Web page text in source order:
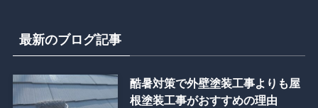
最新のブログ記事
酷暑対策で外壁塗装工事よりも屋
根塗装工事がおすすめの理由